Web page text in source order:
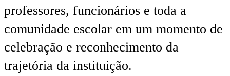
professores, funcionários e toda a
comunidade escolar em um momento de
celebração e reconhecimento da
trajetória da instituição.